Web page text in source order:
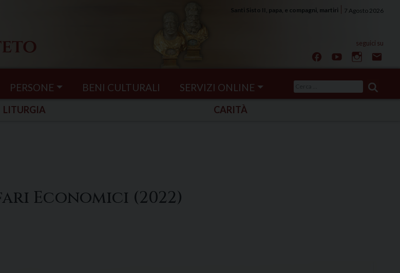
7 Agosto 2026
Santi Sisto II, papa, e compagni, martiri
PERSONE BENI CULTURALI SERVIZI ONLINE
per:
LITURGIA CARITÀ
Economici (2022)